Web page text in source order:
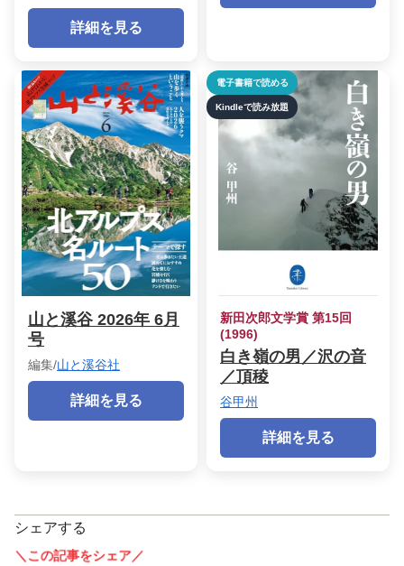
詳細を見る
山と溪谷 2026年 6月
号
編集/山と溪谷社
詳細を見る
電子書籍で読める
Kindleで読み放題
新田次郎文学賞 第15回
(1996)
白き嶺の男／沢の音
／頂稜
谷甲州
詳細を見る
シェアする
＼この記事をシェア／